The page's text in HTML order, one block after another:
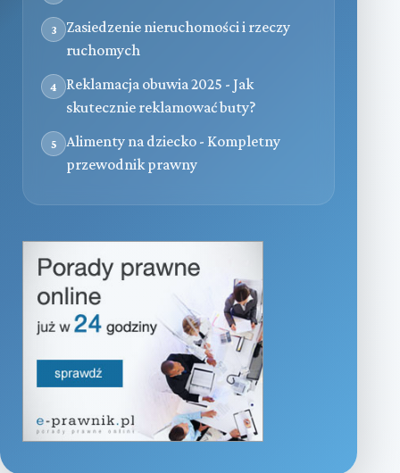
3
Zasiedzenie nieruchomości i rzeczy
ruchomych
4
Reklamacja obuwia 2025 - Jak
skutecznie reklamować buty?
5
Alimenty na dziecko - Kompletny
przewodnik prawny